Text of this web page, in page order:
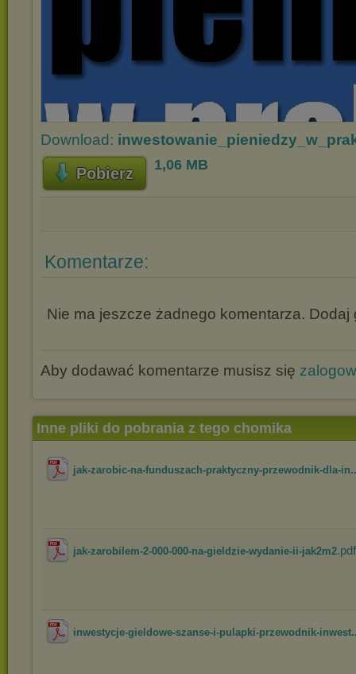
Download:
Pobierz 1,06 MB
Komentarze:
Nie ma jeszcze żadnego komentarza. Dodaj
Aby dodawać komentarze musisz się
Inne pliki do pobrania z tego chomika
jak-zarobic-na-funduszach-praktyczny-przewodnik-dla-
jak-zarobilem-2-000-000-na-gieldzie-wydanie-ii-jak2m2.pdf
inwestycje-gieldowe-szanse-i-pulapki-przewodnik-